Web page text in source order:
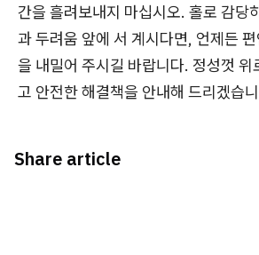
간을 흘려보내지 마십시오. 홀로 감당
과 두려움 앞에 서 계시다면, 언제든
을 내밀어 주시길 바랍니다. 정성껏 위
고 안전한 해결책을 안내해 드리겠습
Share article